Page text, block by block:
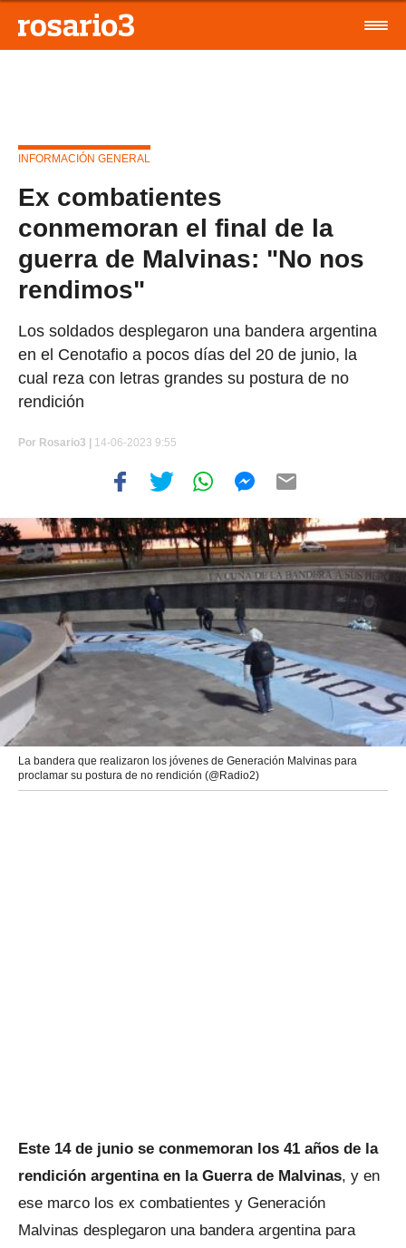
INFORMACIÓN GENERAL
Ex combatientes
conmemoran el final de la
guerra de Malvinas: "No nos
rendimos"
Los soldados desplegaron una bandera argentina
en el Cenotafio a pocos días del 20 de junio, la
cual reza con letras grandes su postura de no
rendición
Por Rosario3 | 14-06-2023 9:55
La bandera que realizaron los jóvenes de Generación Malvinas para
proclamar su postura de no rendición (@Radio2)
Este 14 de junio se conmemoran los 41 años de la
rendición argentina en la Guerra de Malvinas, y en
ese marco los ex combatientes y Generación
Malvinas desplegaron una bandera argentina para